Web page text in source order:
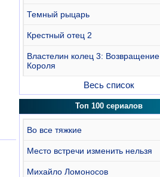
Темный рыцарь
Крестный отец 2
Властелин колец 3: Возвращение
Короля
Весь список
Топ 100 сериалов
Во все тяжкие
Место встречи изменить нельзя
Михайло Ломоносов